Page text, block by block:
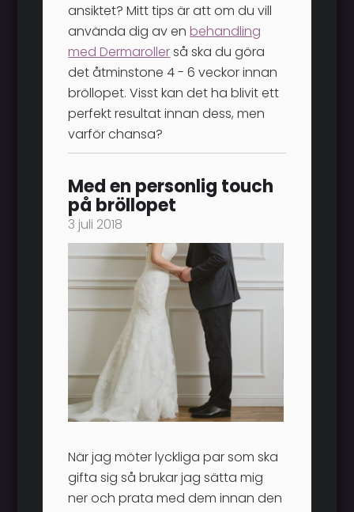
ansiktet? Mitt tips är att om du vill
använda dig av enbehandling
med Dermarollerså ska du göra
det åtminstone 4 - 6 veckor innan
bröllopet. Visst kan det ha blivit ett
perfekt resultat innan dess, men
varför chansa?
Med en personlig touch
på bröllopet
3 juli 2018
När jag möter lyckliga par som ska
gifta sig så brukar jag sätta mig
ner och prata med dem innan den